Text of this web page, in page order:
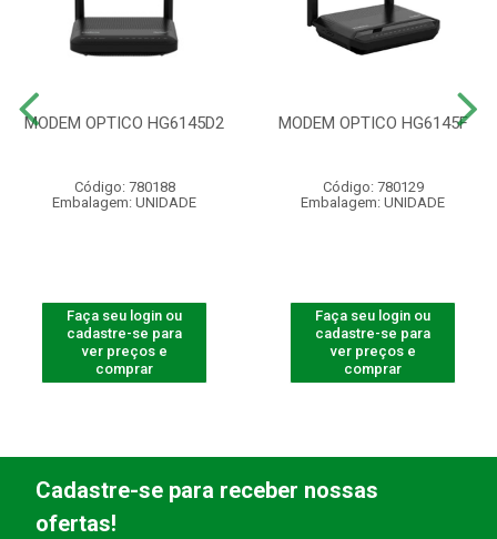
MODEM OPTICO HG6145D2
Código: 780188
Embalagem: UNIDADE
Faça seu login ou
cadastre-se para
ver preços e
comprar
MODEM OPTICO HG6145F
Código: 780129
Embalagem: UNIDADE
Faça seu login ou
cadastre-se para
ver preços e
comprar
Cadastre-se para receber nossas
ofertas!